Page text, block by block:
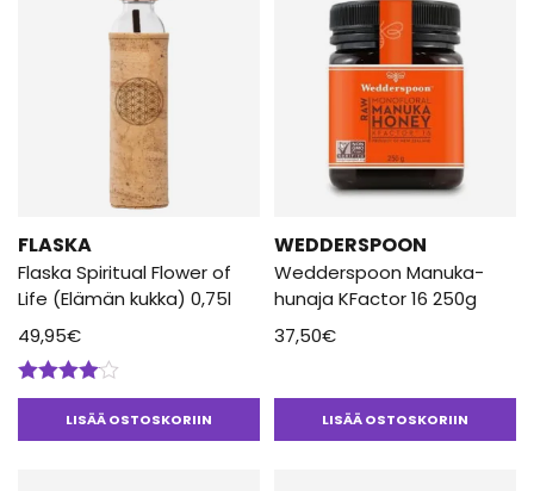
FLASKA
Flaska Spiritual Flower of
Life (Elämän kukka) 0,75l
49,95€
Arvostelu
tuotteesta:LISÄÄ OSTOSKORIIN
WEDDERSPOON
Wedderspoon Manuka-
hunaja KFactor 16 250g
37,50€
LISÄÄ OSTOSKORIIN